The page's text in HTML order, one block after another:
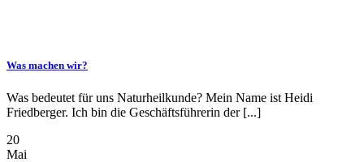
Was machen wir?
Was bedeutet für uns Naturheilkunde? Mein Name ist Heidi
Friedberger. Ich bin die Geschäftsführerin der [...]
20
Mai